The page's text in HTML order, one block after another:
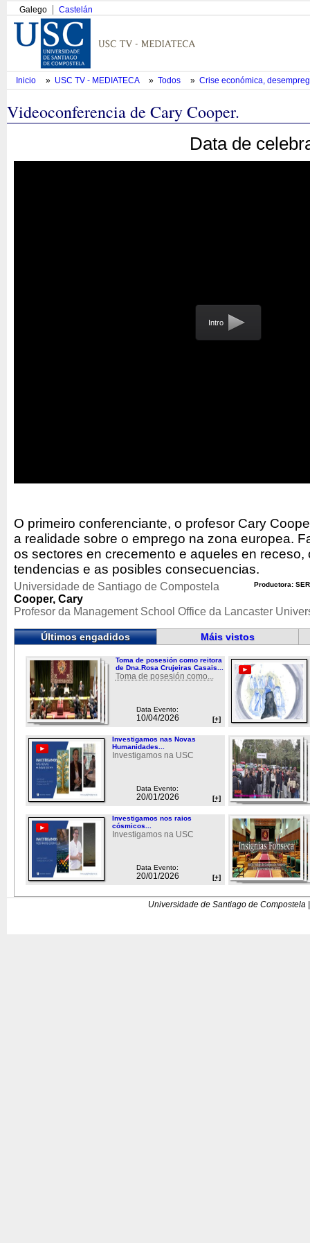
Galego Castelán
Inicio » USC TV - MEDIATECA » Todos » Crise económica,
Videoconferencia de Cary Cooper.
Data de
Intro
O primeiro conferenciante, o profesor Cary
a realidade sobre o emprego na zona europea.
os sectores en crecemento e aqueles en receso,
tendencias e as posibles consecuencias.
Productora:
Universidade de Santiago de Compostela
Cooper, Cary
Profesor da Management School Office da Lancaster
Últimos engadidos Máis vistos
Toma de posesión como reitora
de Dna.Rosa Crujeiras Casais...
Toma de posesión como...
Data Evento:
10/04/2026 [+]
Investigamos nas Novas
Humanidades...
Investigamos na USC
Data Evento:
20/01/2026 [+]
Investigamos nos raios
cósmicos...
Investigamos na USC
Data Evento:
20/01/2026 [+]
Universidade de Santiago de